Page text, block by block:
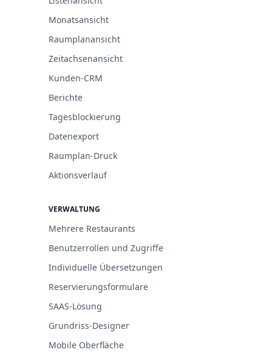
Monatsansicht
Raumplanansicht
Zeitachsenansicht
Kunden-CRM
Berichte
Tagesblockierung
Datenexport
Raumplan-Druck
Aktionsverlauf
VERWALTUNG
Mehrere Restaurants
Benutzerrollen und Zugriffe
Individuelle Übersetzungen
Reservierungsformulare
SAAS-Lösung
Grundriss-Designer
Mobile Oberfläche